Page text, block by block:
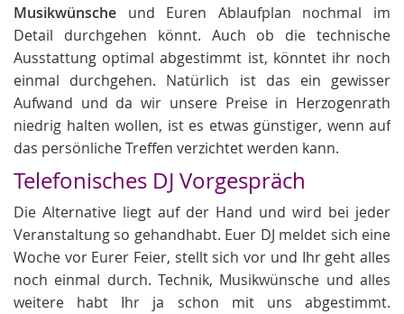
Musikwünsche und Euren Ablaufplan nochmal im
Detail durchgehen könnt. Auch ob die technische
Ausstattung optimal abgestimmt ist, könntet ihr noch
einmal durchgehen. Natürlich ist das ein gewisser
Aufwand und da wir unsere Preise in Herzogenrath
niedrig halten wollen, ist es etwas günstiger, wenn auf
das persönliche Treffen verzichtet werden kann.
Telefonisches DJ Vorgespräch
Die Alternative liegt auf der Hand und wird bei jeder
Veranstaltung so gehandhabt. Euer DJ meldet sich eine
Woche vor Eurer Feier, stellt sich vor und Ihr geht alles
noch einmal durch. Technik, Musikwünsche und alles
weitere habt Ihr ja schon mit uns abgestimmt.